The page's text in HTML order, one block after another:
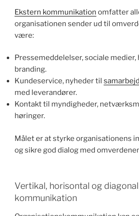
Ekstern kommunikation omfatter
organisationen sender ud til
være:
Pressemeddelelser, sociale
branding.
Kundeservice, nyheder til
med leverandører.
Kontakt til myndigheder,
høringer.
Målet er at styrke organisationens
og sikre god dialog med
Vertikal, horisontal og diagonal
kommunikation